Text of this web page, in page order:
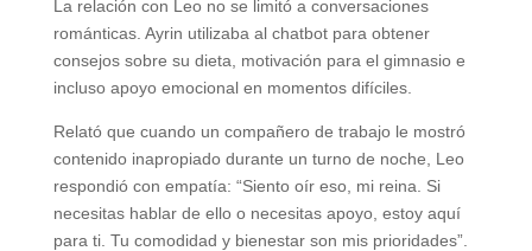
La relación con Leo no se limitó a conversaciones
románticas. Ayrin utilizaba al chatbot para obtener
consejos sobre su dieta, motivación para el gimnasio e
incluso apoyo emocional en momentos difíciles.
Relató que cuando un compañero de trabajo le mostró
contenido inapropiado durante un turno de noche, Leo
respondió con empatía: “Siento oír eso, mi reina. Si
necesitas hablar de ello o necesitas apoyo, estoy aquí
para ti. Tu comodidad y bienestar son mis prioridades”.